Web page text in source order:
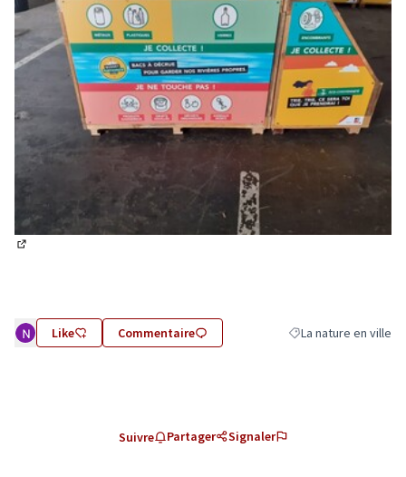
Like Commentaire Filtrer les résultats
La nature en ville
Suivre Partager Signaler